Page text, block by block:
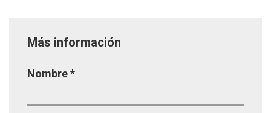
Más información
Nombre*